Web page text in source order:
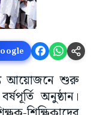
আয়োজনে শুরু
অনুষ্ঠান।